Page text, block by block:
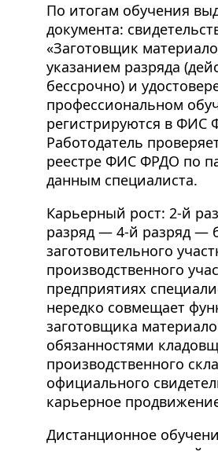
По итогам обучения
документа:
«Заготовщик
указанием разряда
бессрочно) и
профессиональном
регистрируются в ФИС
Работодатель
реестре ФИС ФРДО по
данным специалиста.
Карьерный рост: 2-й
разряд — 4-й разряд —
заготовительного
производственного
предприятиях
нередко совмещает
заготовщика
обязанностями
производственного
официального
карьерное
Дистанционное